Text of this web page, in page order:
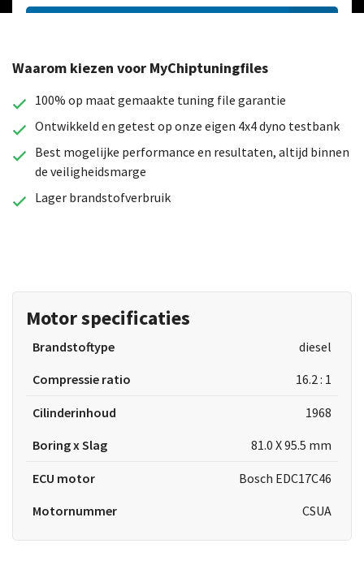
Op zoek naar een ander model?
Waarom kiezen voor MyChiptuningfiles
100% op maat gemaakte tuning file garantie
Ontwikkeld en getest op onze eigen 4x4 dyno testbank
Best mogelijke performance en resultaten, altijd binnen
de veiligheidsmarge
Lager brandstofverbruik
Motor specificaties
Brandstoftype
diesel
Compressie ratio
16.2 : 1
Cilinderinhoud
1968
Boring x Slag
81.0 X 95.5 mm
ECU motor
Bosch EDC17C46
Motornummer
CSUA